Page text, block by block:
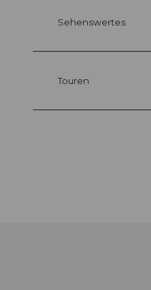
Sehenswertes
Touren